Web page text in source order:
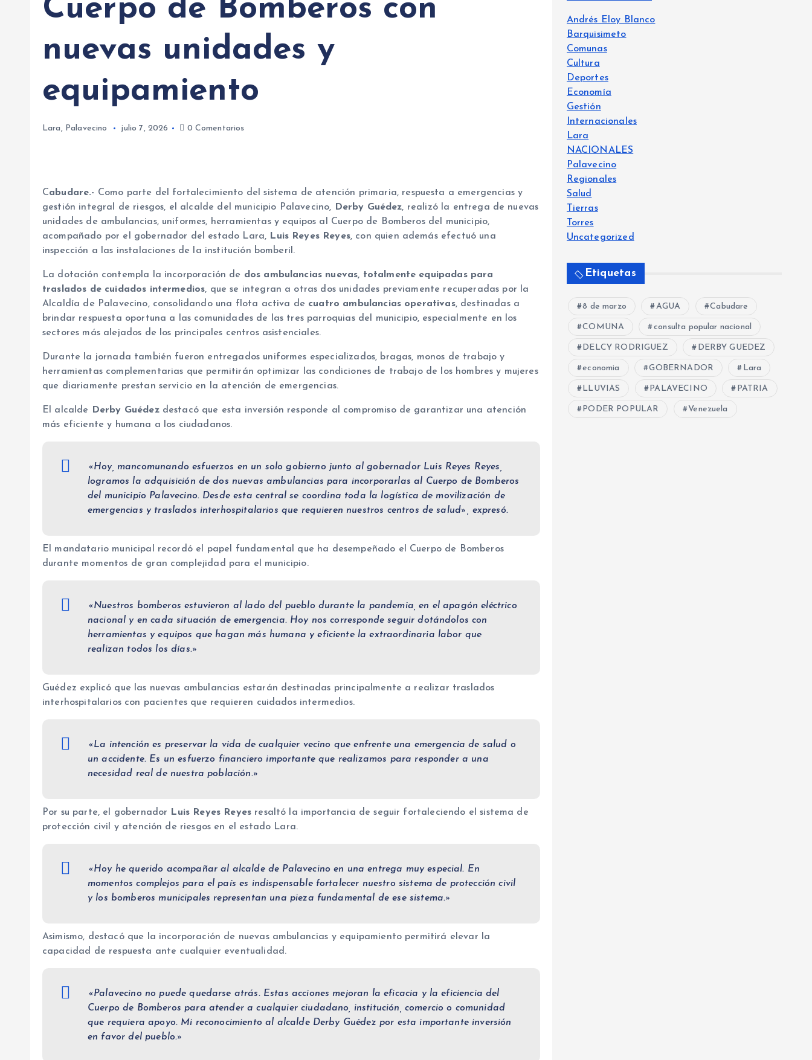
Cuerpo de Bomberos con
nuevas unidades y
equipamiento
Lara, Palavecino julio 7, 2026 0 Comentarios
Cabudare.- Como parte del fortalecimiento del sistema de atención primaria, respuesta a emergencias y
gestión integral de riesgos, el alcalde del municipio Palavecino,
Derby Guédez, realizó la entrega de nuevas
unidades de ambulancias, uniformes, herramientas y equipos al Cuerpo de Bomberos del municipio,
acompañado por el gobernador del estado Lara, Luis Reyes Reyes, con quien además efectuó una
inspección a las instalaciones de la institución bomberil.
La dotación contempla la incorporación de dos ambulancias nuevas, totalmente equipadas para
traslados de cuidados intermedios, que se integran a otras dos unidades previamente recuperadas por la
Alcaldía de Palavecino, consolidando una flota activa de cuatro ambulancias operativas, destinadas a
brindar respuesta oportuna a las comunidades de las tres parroquias del municipio, especialmente en los
sectores más alejados de los principales centros asistenciales.
Durante la jornada también fueron entregados uniformes especializados, bragas, monos de trabajo y
herramientas complementarias que permitirán optimizar las condiciones de trabajo de los hombres y mujeres
que diariamente prestan servicio en la atención de emergencias.
El alcalde Derby Guédezdestacó que esta inversión responde al compromiso de garantizar una atención
más eficiente y humana a los ciudadanos.
«Hoy, mancomunando esfuerzos en un solo gobierno junto al gobernador Luis Reyes Reyes,
logramos la adquisición de dos nuevas ambulancias para incorporarlas al Cuerpo de Bomberos
del municipio Palavecino. Desde esta central se coordina toda la logística de movilización de
emergencias y traslados interhospitalarios que requieren nuestros centros de salud», expresó.
El mandatario municipal recordó el papel fundamental que ha desempeñado el Cuerpo de Bomberos
durante momentos de gran complejidad para el municipio.
«Nuestros bomberos estuvieron al lado del pueblo durante la pandemia, en el apagón eléctrico
nacional y en cada situación de emergencia. Hoy nos corresponde seguir dotándolos con
herramientas y equipos que hagan más humana y eficiente la extraordinaria labor que
realizan todos los días.»
Guédez explicó que las nuevas ambulancias estarán destinadas principalmente a realizar traslados
interhospitalarios con pacientes que requieren cuidados intermedios.
«La intención es preservar la vida de cualquier vecino que enfrente una emergencia de salud o
un accidente. Es un esfuerzo financiero importante que realizamos para responder a una
necesidad real de nuestra población.»
Por su parte, el gobernador Luis Reyes Reyes resaltó la importancia de seguir fortaleciendo el sistema de
protección civil y atención de riesgos en el estado Lara.
«Hoy he querido acompañar al alcalde de Palavecino en una entrega muy especial. En
momentos complejos para el país es indispensable fortalecer nuestro sistema de protección civil
y los bomberos municipales representan una pieza fundamental de ese sistema.»
Asimismo, destacó que la incorporación de nuevas ambulancias y equipamiento permitirá elevar la
capacidad de respuesta ante cualquier eventualidad.
«Palavecino no puede quedarse atrás. Estas acciones mejoran la eficacia y la eficiencia del
Cuerpo de Bomberos para atender a cualquier ciudadano, institución, comercio o comunidad
que requiera apoyo. Mi reconocimiento al alcalde Derby Guédez por esta importante inversión
en favor del pueblo.»
Andrés Eloy Blanco
Barquisimeto
Comunas
Cultura
Deportes
Economía
Gestión
Internacionales
Lara
NACIONALES
Palavecino
Regionales
Salud
Tierras
Torres
Uncategorized
Etiquetas
8 de marzo AGUA Cabudare
COMUNA consulta popular nacional
DELCY RODRIGUEZ DERBY GUEDEZ
economia GOBERNADOR Lara
LLUVIAS PALAVECINO PATRIA
PODER POPULAR Venezuela